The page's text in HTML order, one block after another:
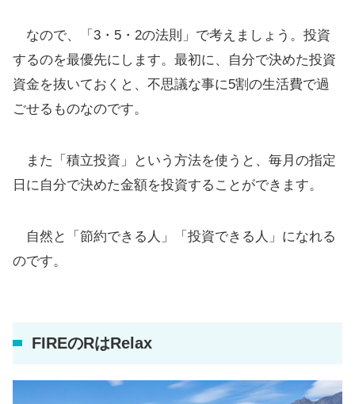
なので、「3・5・2の法則」で考えましょう。投資
するのを最優先にします。最初に、自分で決めた投資
資金を抜いておくと、不思議な事に5割の生活費で過
ごせるものなのです。
また「積立投資」という方法を使うと、毎月の指定
日に自分で決めた金額を投資することができます。
自然と「節約できる人」「投資できる人」になれる
のです。
FIREのRはRelax